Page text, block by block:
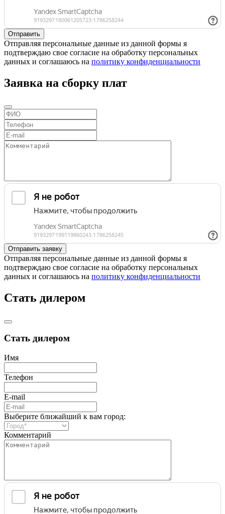
Отправляя персональные данные из данной формы я
подтверждаю свое согласие на обработку персональных
данных и соглашаюсь на политику конфиденциальности
Заявка на сборку плат
Отправляя персональные данные из данной формы я
подтверждаю свое согласие на обработку персональных
данных и соглашаюсь на политику конфиденциальности
Стать дилером
Стать дилером
Имя
Телефон
E-mail
Выберите ближайший к вам город:
Комментарий